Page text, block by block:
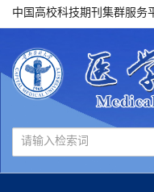
中国高校科技期刊集群服务